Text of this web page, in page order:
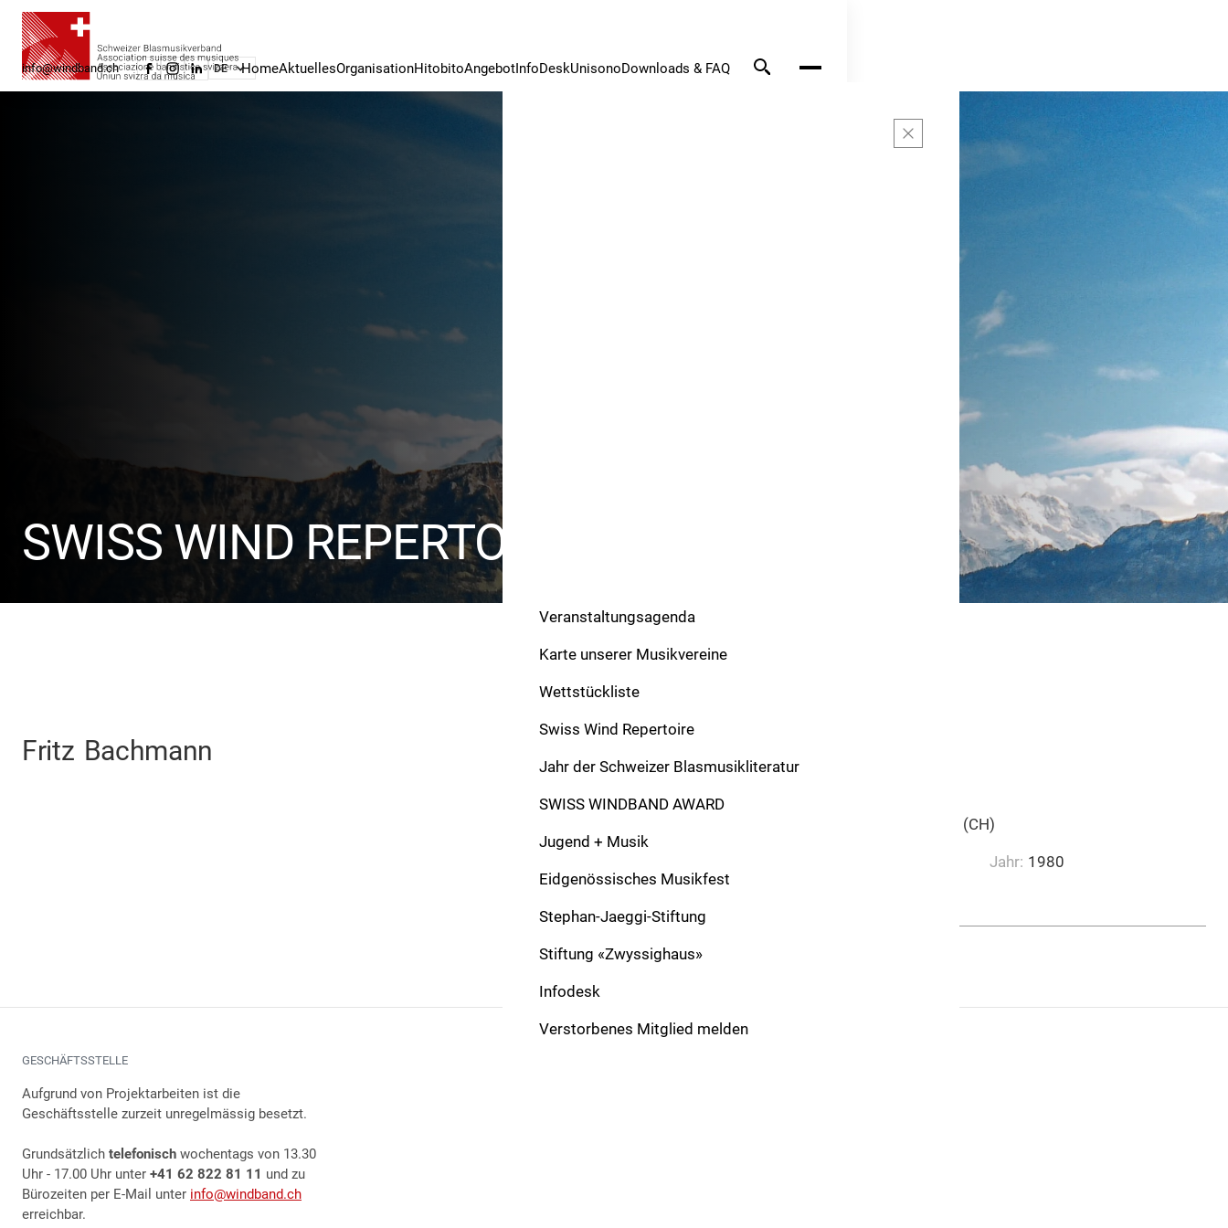
HomeAktuellesOrganisationHitobitoAngebotInfoDeskUnisonoDownloads & FAQ
info@windband.ch DE
Veranstaltungsagenda
Karte unserer Musikvereine
Wettstückliste
Swiss Wind Repertoire
Jahr der Schweizer Blasmusikliteratur
SWISS WINDBAND AWARD
Jugend + Musik
Eidgenössisches Musikfest
Stephan-Jaeggi-Stiftung
Stiftung «Zwyssighaus»
Infodesk
Verstorbenes Mitglied melden
SWISS WIND REPERTOIRE
Fritz Bachmann
Emil Ruh Musikverlag (CH)
Jahr: 1980
GESCHÄFTSSTELLE
Aufgrund von Projektarbeiten ist die
Geschäftsstelle zurzeit unregelmässig besetzt.
Grundsätzlich telefonisch wochentags von 13.30
Uhr - 17.00 Uhr unter +41 62 822 81 11 und zu
Bürozeiten per E-Mail unter info@windband.ch
erreichbar.